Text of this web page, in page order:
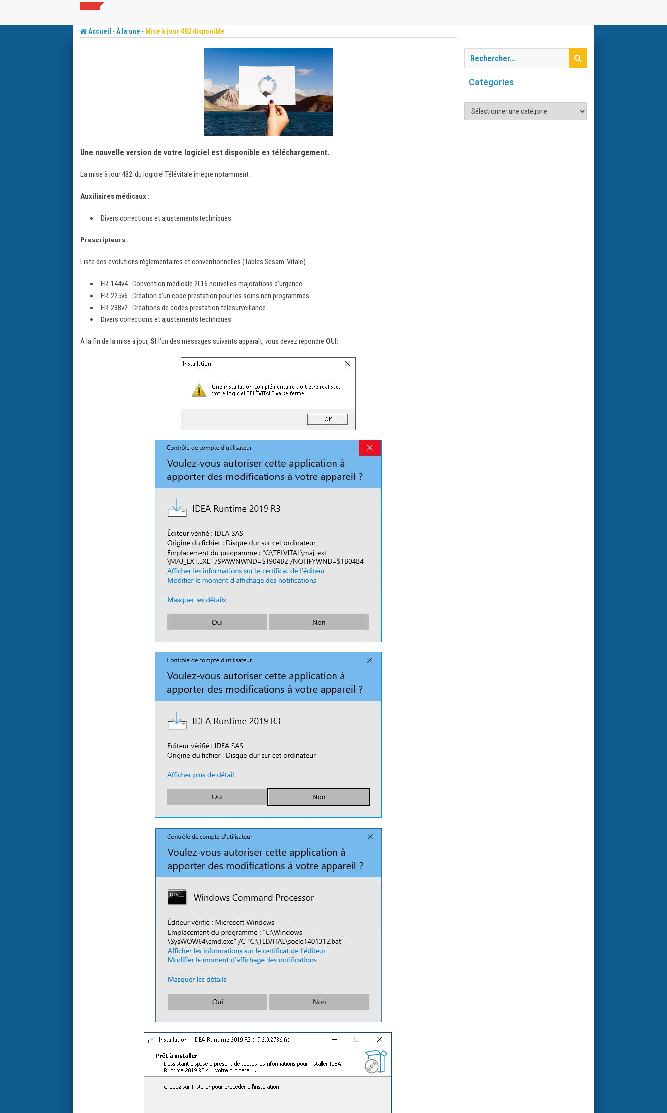
Accueil -À la une - Mise à jour 482 disponible
Une nouvelle version de votre logiciel est disponible en téléchargement.
La mise à jour 482 du logiciel Télévitale intègre notamment :
Auxiliaires médicaux :
Divers corrections et ajustements techniques
Prescripteurs :
Liste des évolutions réglementaires et conventionnelles (Tables Sesam-Vitale)
FR-144v4 : Convention médicale 2016 nouvelles majorations d’urgence
FR-225v6 : Création d’un code prestation pour les soins non programmés
FR-238v2 : Créations de codes prestation télésurveillance
Divers corrections et ajustements techniques
À la fin de la mise à jour, SI l’un des messages suivants apparaît, vous devez répondre OUI:
Catégories
Catégories